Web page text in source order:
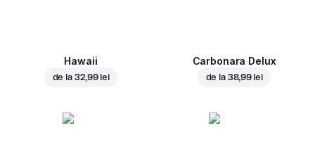
Hawaii
de la 32,99 lei
Carbonara Delux
de la 38,99 lei